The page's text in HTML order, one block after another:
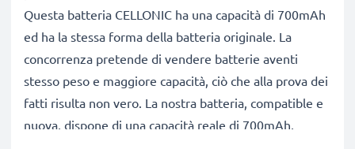
Questa batteria CELLONIC ha una capacità di 700mAh
ed ha la stessa forma della batteria originale. La
concorrenza pretende di vendere batterie aventi
stesso peso e maggiore capacità, ciò che alla prova dei
fatti risulta non vero. La nostra batteria, compatible e
nuova, dispone di una capacità reale di 700mAh,